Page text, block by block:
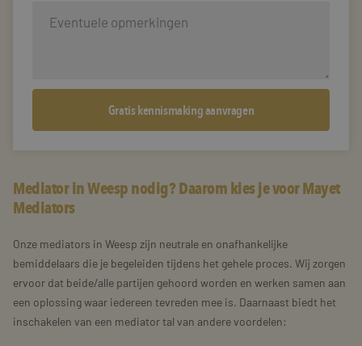
Mediator in Weesp nodig? Daarom kies je voor Mayet
Mediators
Onze mediators in Weesp zijn neutrale en onafhankelijke
bemiddelaars die je begeleiden tijdens het gehele proces. Wij zorgen
ervoor dat beide/alle partijen gehoord worden en werken samen aan
een oplossing waar iedereen tevreden mee is. Daarnaast biedt het
inschakelen van een mediator tal van andere voordelen: